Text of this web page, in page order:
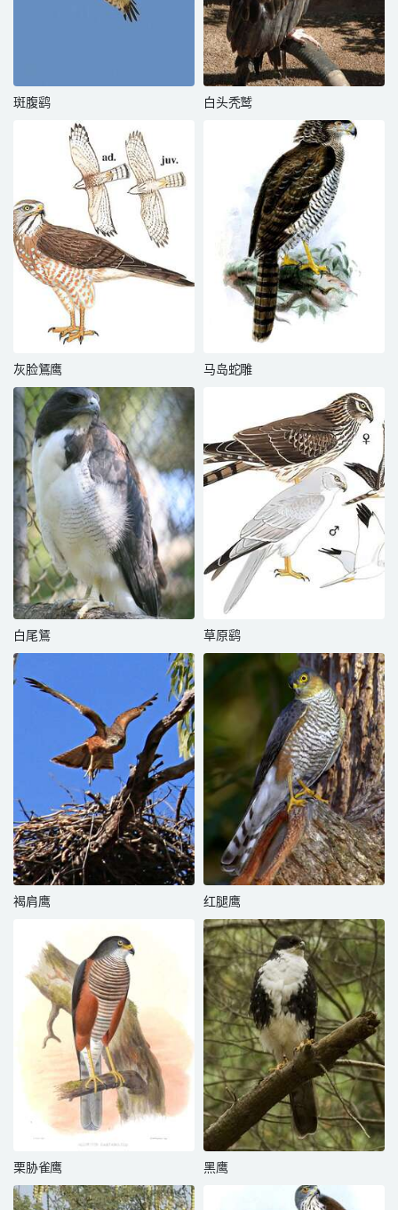
斑腹鹞 白头秃鹫
灰脸鵟鹰 马岛蛇雕
白尾鵟 草原鹞
褐肩鹰 红腿鹰
栗胁雀鹰 黑鹰